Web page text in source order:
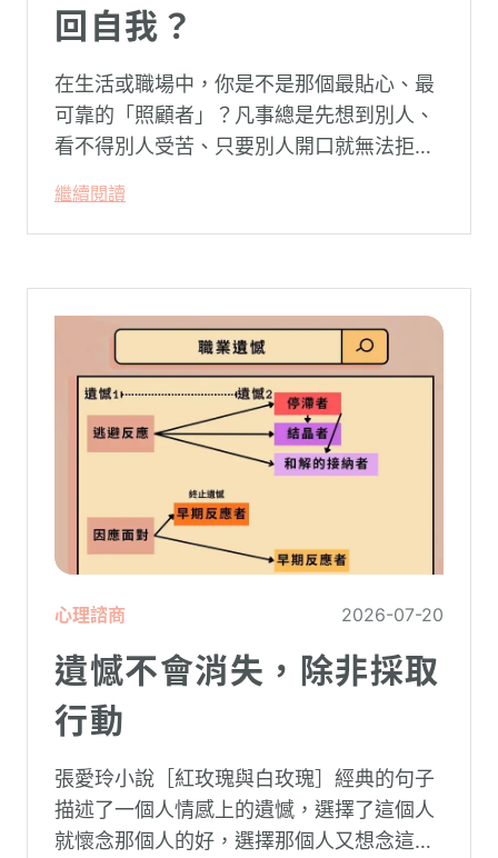
回自我？
在生活或職場中，你是不是那個最貼心、最
可靠的「照顧者」？凡事總是先想到別人、
看不得別人受苦、只要別人開口就無法拒
常在夜深人靜時讓你感到莫名的心累與空
虛。
繼續閱讀
心理諮商 2026-07-20
遺憾不會消失，除非採取
行動
張愛玲小說［紅玫瑰與白玫瑰］經典的句子
描述了一個人情感上的遺憾，選擇了這個人
就懷念那個人的好，選擇那個人又想念這個